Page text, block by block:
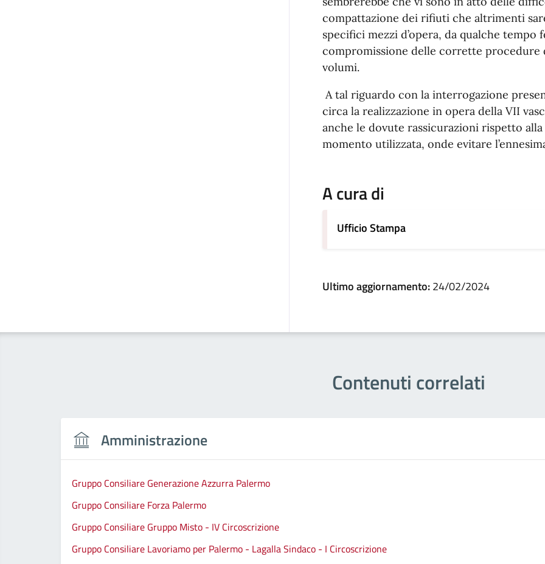
compattazione dei rifiuti che altrimenti
specifici mezzi d’opera, da qualche
compromissione delle corrette procedure
volumi.
A tal riguardo con la interrogazione
circa la realizzazione in opera della VII
anche le dovute rassicurazioni rispetto
momento utilizzata, onde evitare
A cura di
Ufficio Stampa
Ultimo aggiornamento:24/02/2024
Contenuti correlati
Amministrazione
Gruppo Consiliare Generazione Azzurra Palermo
Gruppo Consiliare Forza Palermo
Gruppo Consiliare Gruppo Misto - IV Circoscrizione
Gruppo Consiliare Lavoriamo per Palermo - Lagalla Sindaco - I Circoscrizione